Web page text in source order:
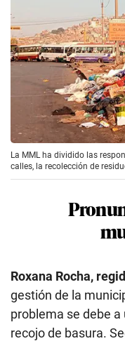
La MML ha dividido las
calles, la recolección de
Roxana Rocha,
gestión de la
problema se debe
recojo de basura.